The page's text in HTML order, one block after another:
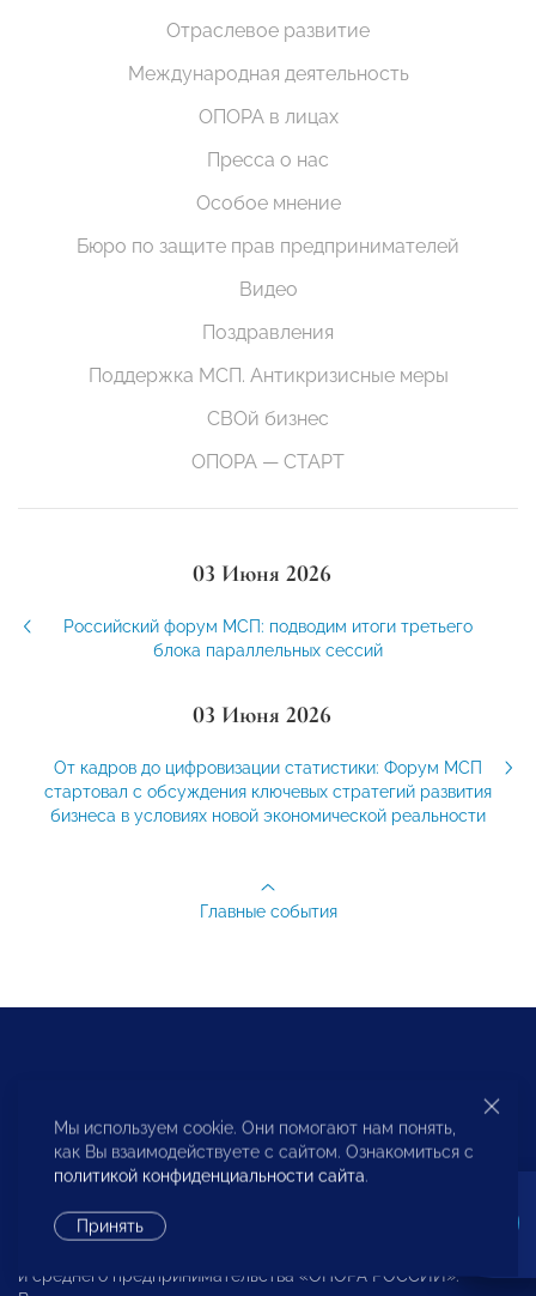
Отраслевое развитие
Международная деятельность
ОПОРА в лицах
Пресса о нас
Особое мнение
Бюро по защите прав предпринимателей
Видео
Поздравления
Поддержка МСП. Антикризисные меры
СВОй бизнес
ОПОРА — СТАРТ
03 Июня 2026
Российский форум МСП: подводим итоги третьего
блока параллельных сессий
03 Июня 2026
От кадров до цифровизации статистики: Форум МСП
стартовал с обсуждения ключевых стратегий развития
бизнеса в условиях новой экономической реальности
Главные события
и среднего предпринимательства «ОПОРА РОССИИ».
Мы используем cookie. Они помогают нам понять,
как Вы взаимодействуете с сайтом. Ознакомиться с
политикой конфиденциальности сайта.
Принять